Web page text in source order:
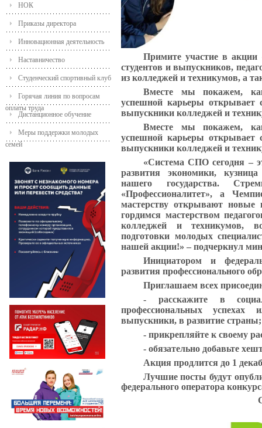
НОК
Приказы директора
Инновационная деятельность
Наставничество
Студенческий спортивный клуб
Горячая линия по вопросам
оплаты труда
Дистанционное обучение
Меры поддержки молодых
семей
Примите участие в
студентов и выпускников,
из колледжей и техникумов, а
Вместе мы покажем,
успешной карьеры открывает
выпускники колледжей и
Вместе мы покажем,
успешной карьеры открывает
выпускники колледжей и
«Система СПО сегодня –
развития экономики,
нашего государства.
«Профессионалитет», а
мастерству открываютновые
гордимся мастерством
колледжей и техникумов,
подготовки молодых
нашей акции!» – подчеркнул
Инициатором и
развития профессионального
Приглашаем всех
- расскажите в
профессиональных успехах
выпускники, в развитие страны;
- прикрепляйте к своему
- обязательно добавьте
Акция продлится до 1
Лучшие посты будут
федерального оператора